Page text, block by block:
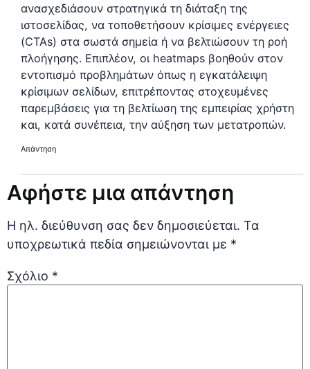
ανασχεδιάσουν στρατηγικά τη διάταξη της
ιστοσελίδας, να τοποθετήσουν κρίσιμες ενέργειες
(CTAs) στα σωστά σημεία ή να βελτιώσουν τη ροή
πλοήγησης. Επιπλέον, οι heatmaps βοηθούν στον
εντοπισμό προβλημάτων όπως η εγκατάλειψη
κρίσιμων σελίδων, επιτρέποντας στοχευμένες
παρεμβάσεις για τη βελτίωση της εμπειρίας χρήστη
και, κατά συνέπεια, την αύξηση των μετατροπών.
Απάντηση
Αφήστε μια απάντηση
Η ηλ. διεύθυνση σας δεν δημοσιεύεται. Τα
υποχρεωτικά πεδία σημειώνονται με *
Σχόλιο *